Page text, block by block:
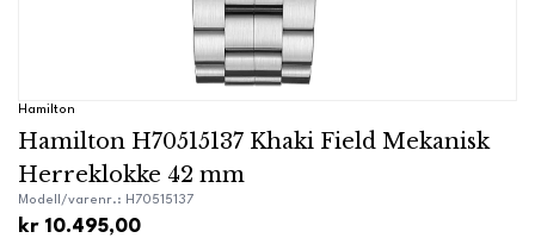
Hamilton
Hamilton H70515137 Khaki Field Mekanisk
Herreklokke 42 mm
Modell/varenr.: H70515137
kr 10.495,00